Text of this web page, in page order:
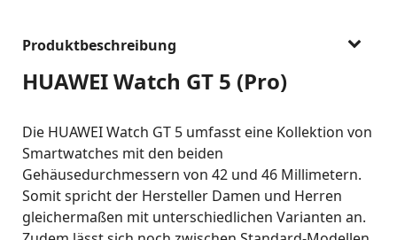
Produktbeschreibung
HUAWEI Watch GT 5 (Pro)
Die HUAWEI Watch GT 5 umfasst eine Kollektion von
Smartwatches mit den beiden
Gehäusedurchmessern von 42 und 46 Millimetern.
Somit spricht der Hersteller Damen und Herren
gleichermaßen mit unterschiedlichen Varianten an.